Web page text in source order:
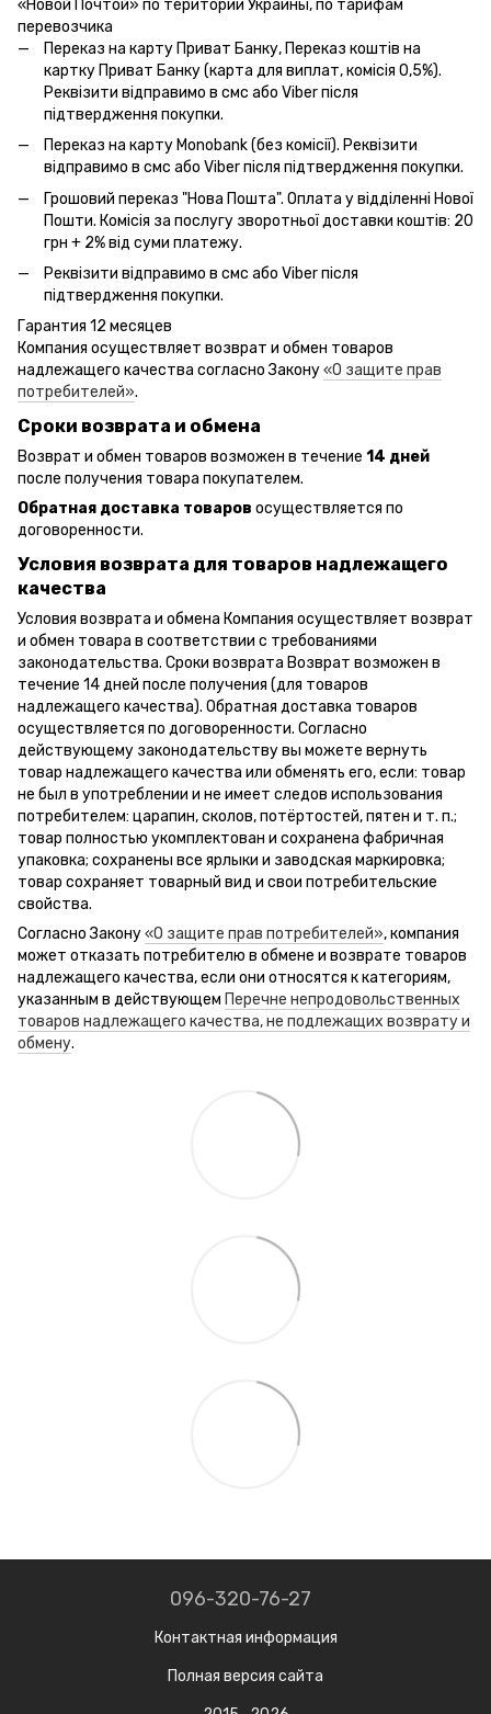
«Новой Почтой» по територии Украины, по тарифам
перевозчика
Переказ на карту Приват Банку, Переказ коштів на
картку Приват Банку (карта для виплат, комісія 0,5%).
Реквізити відправимо в смс або Viber після
підтвердження покупки.
Переказ на карту Monobank (без комісії). Реквізити
відправимо в смс або Viber після підтвердження покупки.
Грошовий переказ "Нова Пошта". Оплата у відділенні Нової
Пошти. Комісія за послугу зворотньої доставки коштів: 20
грн + 2% від суми платежу.
Реквізити відправимо в смс або Viber після
підтвердження покупки.
Гарантия 12 месяцев
Компания осуществляет возврат и обмен товаров
надлежащего качества согласно Закону«О защите прав
потребителей».
Сроки возврата и обмена
Возврат и обмен товаров возможен в течение 14 дней
после получения товара покупателем.
Обратная доставка товаров осуществляется по
договоренности.
Условия возврата для товаров надлежащего
качества
Условия возврата и обмена Компания осуществляет возврат
и обмен товара в соответствии с требованиями
законодательства. Сроки возврата Возврат возможен в
течение 14 дней после получения (для товаров
надлежащего качества). Обратная доставка товаров
осуществляется по договоренности. Согласно
действующему законодательству вы можете вернуть
товар надлежащего качества или обменять его, если: товар
не был в употреблении и не имеет следов использования
потребителем: царапин, сколов, потёртостей, пятен и т. п.;
товар полностью укомплектован и сохранена фабричная
упаковка; сохранены все ярлыки и заводская маркировка;
товар сохраняет товарный вид и свои потребительские
свойства.
Согласно Закону«О защите прав потребителей», компания
может отказать потребителю в обмене и возврате товаров
надлежащего качества, если они относятся к категориям,
указанным в действующем Перечне непродовольственных
товаров надлежащего качества, не подлежащих возврату и
обмену.
096-320-76-27
Контактная информация
Полная версия сайта